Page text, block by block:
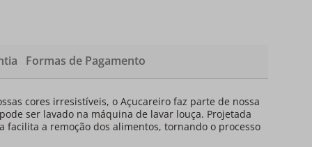
Formas de Pagamento
cores irresistíveis, o Açucareiro faz parte de nossa
ser lavado na máquina de lavar louça. Projetada
facilita a remoção dos alimentos, tornando o processo